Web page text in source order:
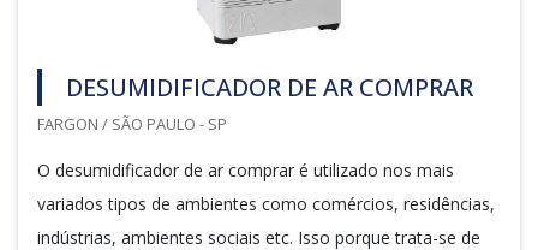
DESUMIDIFICADOR DE AR COMPRAR
FARGON / SÃO PAULO - SP
O desumidificador de ar comprar é utilizado nos mais
variados tipos de ambientes como comércios, residências,
indústrias, ambientes sociais etc. Isso porque trata-se de